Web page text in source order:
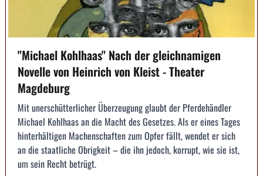
"Michael Kohlhaas" Nach der gleichnamigen
Novelle von Heinrich von Kleist - Theater
Magdeburg
Mit unerschütterlicher Überzeugung glaubt der Pferdehändler
Michael Kohlhaas an die Macht des Gesetzes. Als er eines Tages
hinterhältigen Machenschaften zum Opfer fällt, wendet er sich
an die staatliche Obrigkeit – die ihn jedoch, korrupt, wie sie ist,
um sein Recht betrügt.